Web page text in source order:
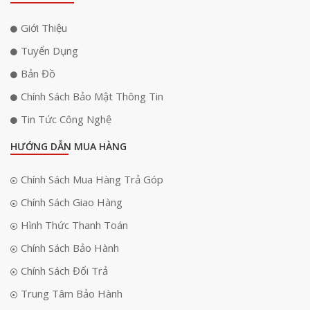
Tầm nhìn ban đêm có màu với Spotlights
Ngoài công nghệ ColorFULL, H80x Dual còn được trang bị hệ thống
chuyển động trong môi trường tối, đèn chiếu sáng thông minh sẽ tự
Giới Thiệu
Tuyển Dụng
Bản Đồ
Chính Sách Bảo Mật Thông Tin
Tin Tức Công Nghệ
HƯỚNG DẪN MUA HÀNG
Chính Sách Mua Hàng Trả Góp
Chính Sách Giao Hàng
Hình Thức Thanh Toán
Chính Sách Bảo Hành
Chính Sách Đổi Trả
Trung Tâm Bảo Hành